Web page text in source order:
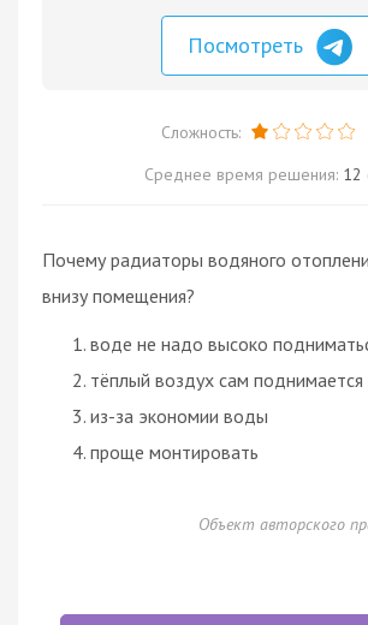
Посмотреть
Сложность:
Среднее время решения: 12
Почему радиаторы водяного
внизу помещения?
воде не надо высоко
тёплый воздух сам поднимается
из-за экономии воды
проще монтировать
Объект авторского